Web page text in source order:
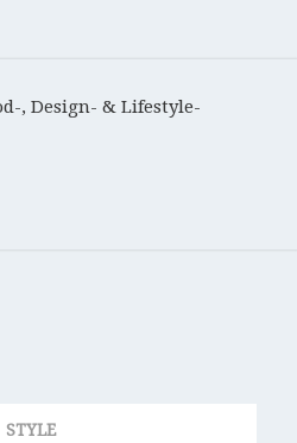
STYLE